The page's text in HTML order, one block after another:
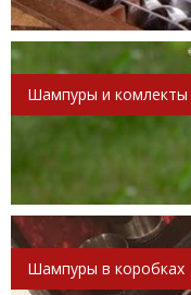
Шампуры и комлекты
Шампуры в коробках